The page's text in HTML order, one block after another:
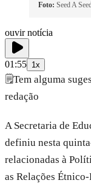
Foto: Seed A
ouvir notícia
01:55 1x
🗒️Tem alguma
redação
A Secretaria de
definiu nesta
relacionadas à
as Relações